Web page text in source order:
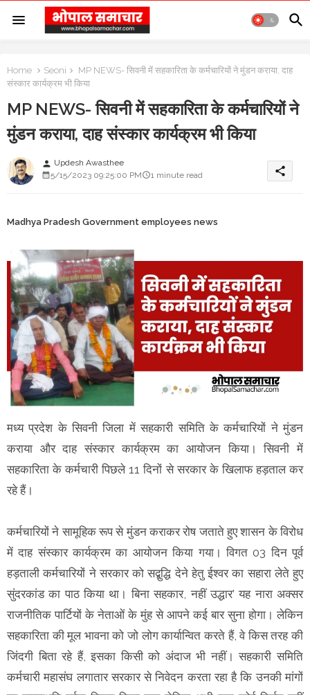
Home Seoni
MP NEWS- सिवनी में सहकारिता के कर्मचारियों ने मुंडन कराया, दाह
संस्कार कार्यक्रम भी किया
MP NEWS- सिवनी में सहकारिता के कर्मचारियों ने
मुंडन कराया, दाह संस्कार कार्यक्रम भी किया
person Updesh Awasthee
5/15/2023 09:25:00 PM
1 minute read share
Madhya Pradesh Government employees news
मध्य प्रदेश के सिवनी जिला में सहकारी समिति के कर्मचारियों ने मुंडन
कराया और दाह संस्कार कार्यक्रम का आयोजन किया। सिवनी में
सहकारिता के कर्मचारी पिछले 11 दिनों से सरकार के खिलाफ हड़ताल कर
रहे हैं।
कर्मचारियों ने सामूहिक रूप से मुंडन कराकर रोष जताते हुए शासन के विरोध
में दाह संस्कार कार्यक्रम का आयोजन किया गया। विगत 03 दिन पूर्व
हड़ताली कर्मचारियों ने सरकार को सद्बुद्धि देने हेतु ईश्वर का सहारा लेते हुए
सुंदरकांड का पाठ किया था। बिना सहकार, नहीं उद्धार’ यह नारा अक्सर
राजनीतिक पार्टियों के नेताओं के मुंह से आपने कई बार सुना होगा। लेकिन
सहकारिता की मूल भावना को जो लोग कार्यान्वित करते हैं, वे किस तरह की
जिंदगी बिता रहे हैं, इसका किसी को अंदाज भी नहीं। सहकारी समिति
कर्मचारी महासंघ लगातार सरकार से निवेदन करता रहा है कि उनकी मांगों